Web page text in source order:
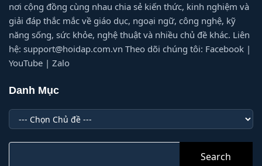
nơi cộng đồng cùng nhau chia sẻ kiến thức, kinh nghiệm và
giải đáp thắc mắc về giáo dục, ngoại ngữ, công nghệ, kỹ
năng sống, sức khỏe, nghệ thuật và nhiều chủ đề khác. Liên
hệ: support@hoidap.com.vn Theo dõi chúng tôi: Facebook |
YouTube | Zalo
Danh Mục
Danh
Mục